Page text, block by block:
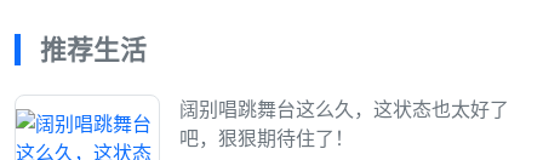
推荐生活
阔别唱跳舞台这么久，这状态也太好了
吧，狠狠期待住了！